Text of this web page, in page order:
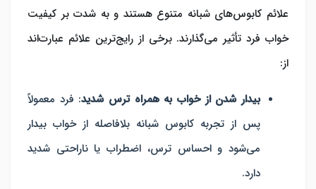
علائم کابوس‌های شبانه متنوع هستند و به شدت بر کیفیت
خواب فرد تأثیر می‌گذارند. برخی از رایج‌ترین علائم عبارت‌اند
از:
بیدار شدن از خواب به همراه ترس شدید: فرد معمولاً
پس از تجربه کابوس شبانه بلافاصله از خواب بیدار
می‌شود و احساس ترس، اضطراب یا ناراحتی شدید
دارد.